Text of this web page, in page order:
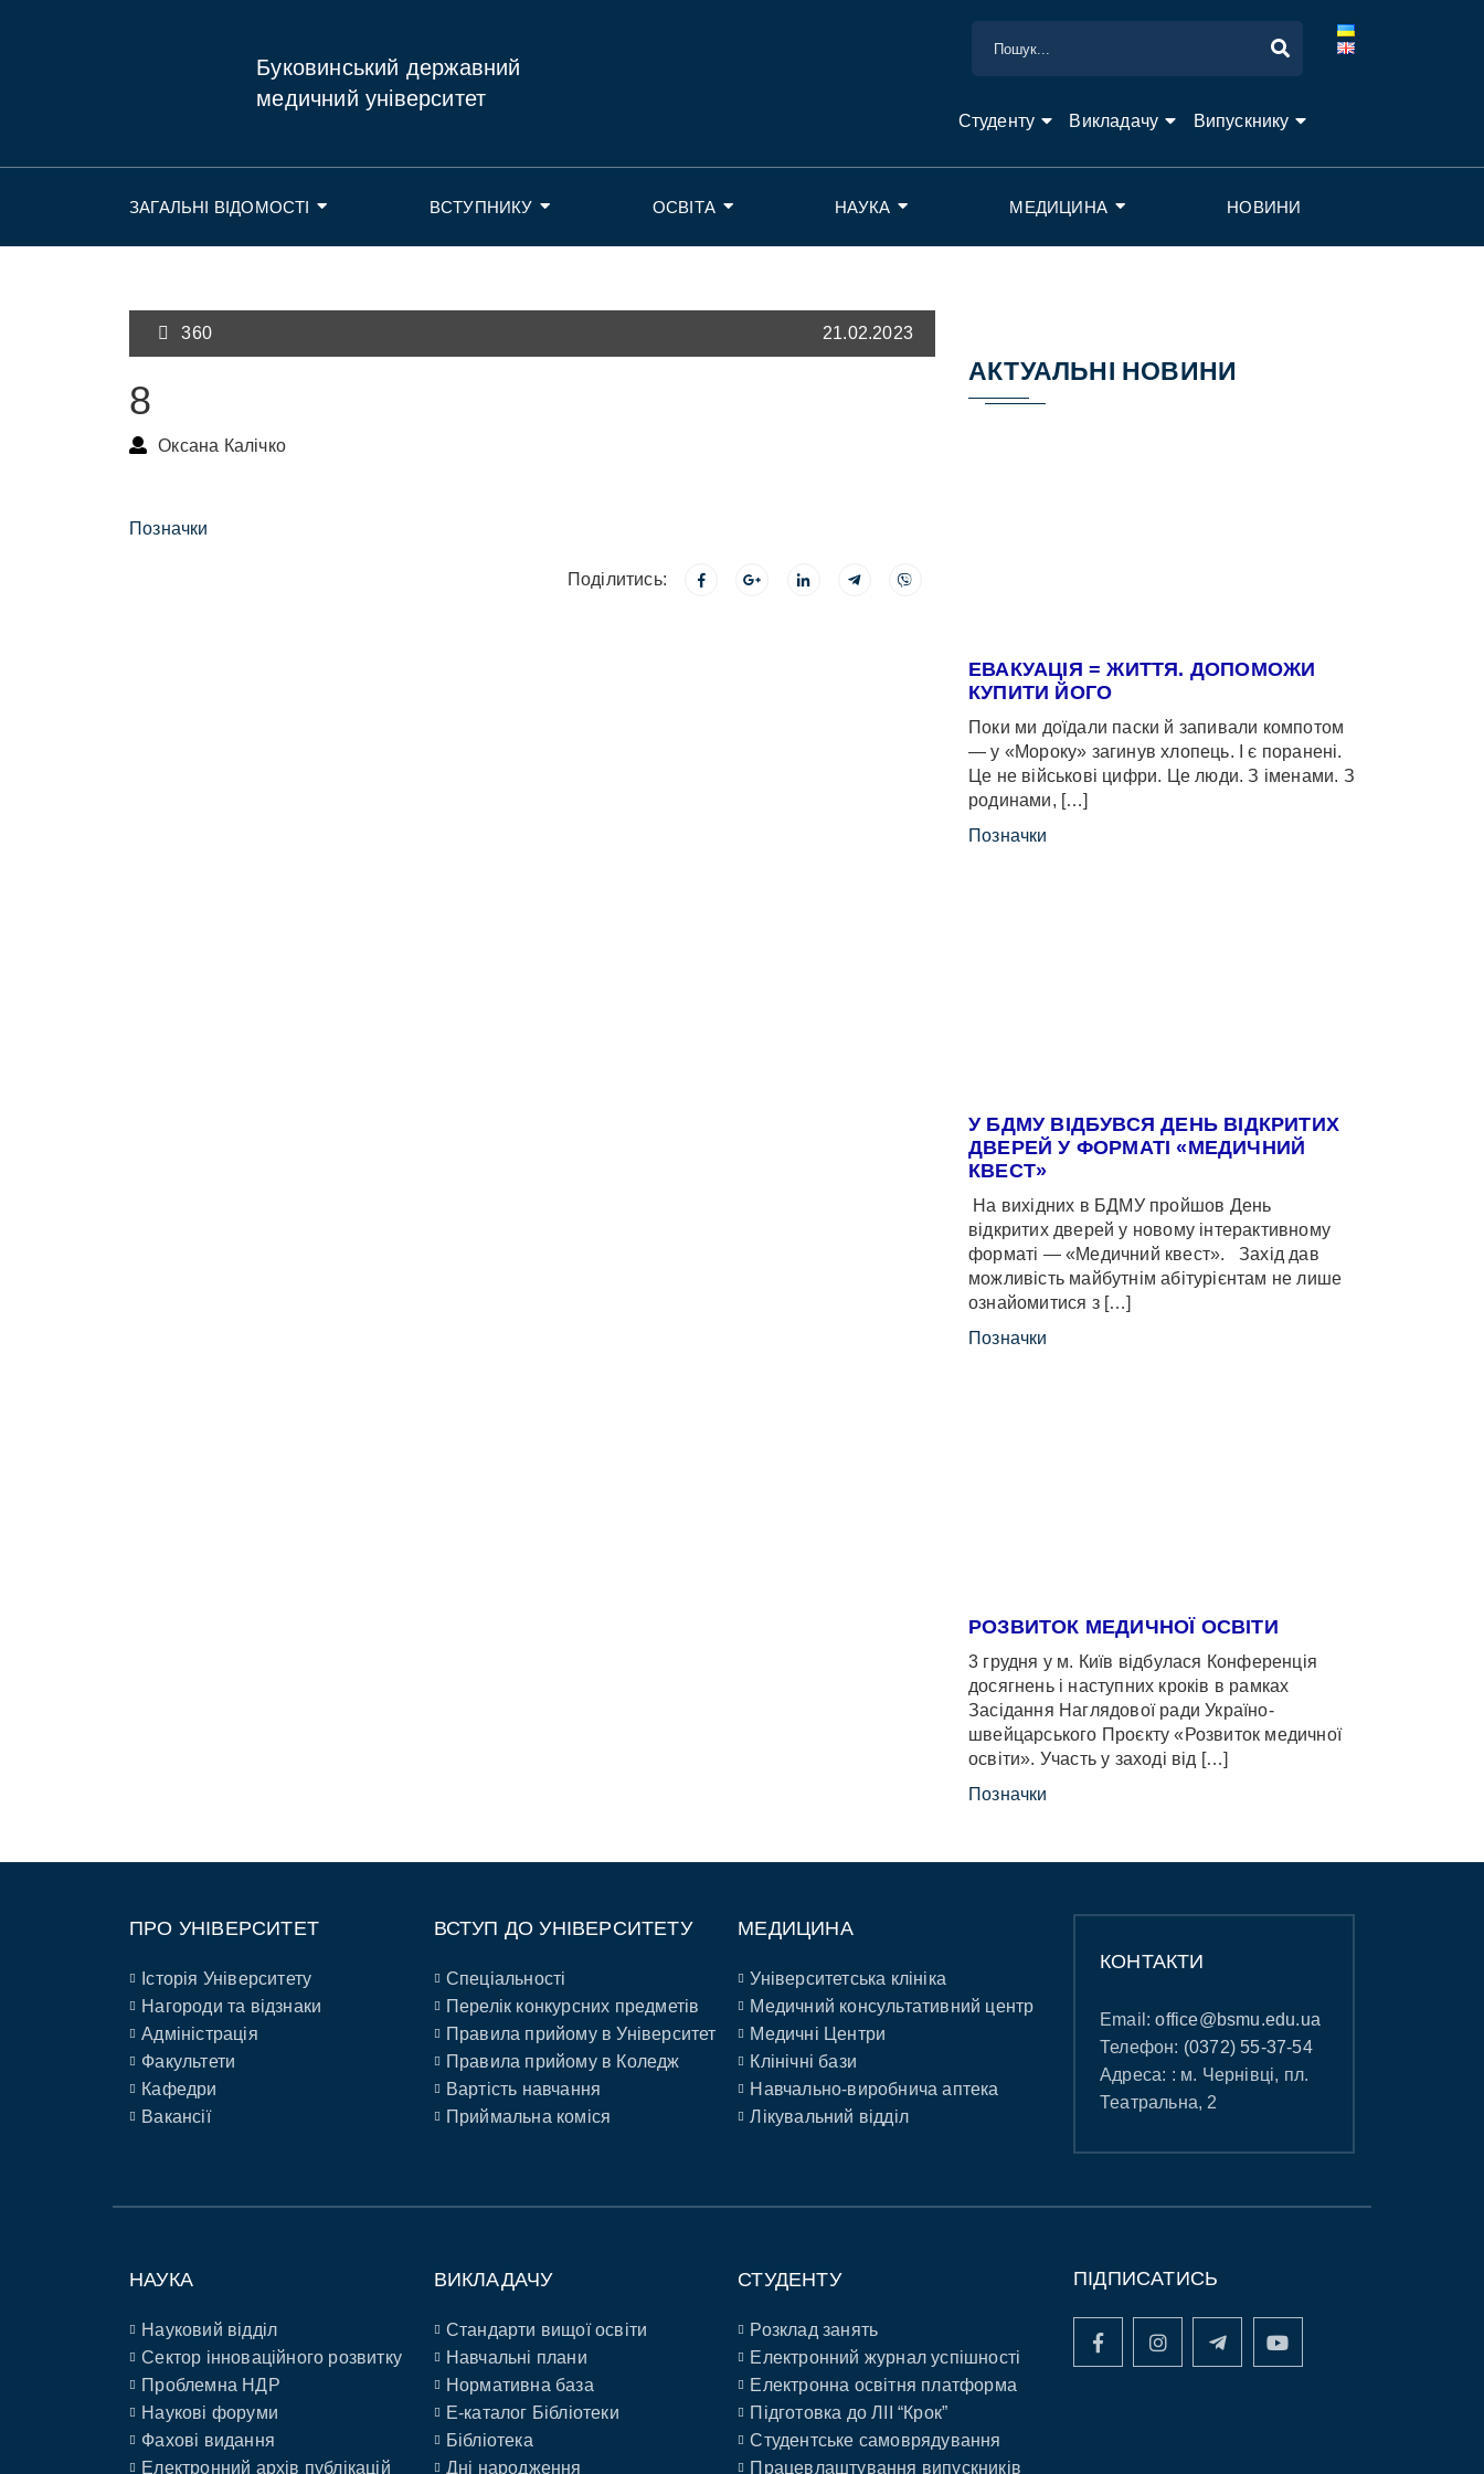
Буковинський державний
медичний університет
Студенту Викладачу Випускнику
ЗАГАЛЬНІ ВІДОМОСТІ ВСТУПНИКУ ОСВІТА НАУКА МЕДИЦИНА НОВИНИ
360 21.02.2023
8
Оксана Калічко
Позначки
Поділитись:
АКТУАЛЬНІ НОВИНИ
ЕВАКУАЦІЯ = ЖИТТЯ. ДОПОМОЖИ
КУПИТИ ЙОГО
Поки ми доїдали паски й запивали компотом
— у «Мороку» загинув хлопець. І є поранені.
Це не військові цифри. Це люди. З іменами. З
родинами, […]
Позначки
У БДМУ ВІДБУВСЯ ДЕНЬ ВІДКРИТИХ
ДВЕРЕЙ У ФОРМАТІ «МЕДИЧНИЙ
КВЕСТ»
На вихідних в БДМУ пройшов День
відкритих дверей у новому інтерактивному
форматі — «Медичний квест». Захід дав
можливість майбутнім абітурієнтам не лише
ознайомитися з […]
Позначки
РОЗВИТОК МЕДИЧНОЇ ОСВІТИ
3 грудня у м. Київ відбулася Конференція
досягнень і наступних кроків в рамках
Засідання Наглядової ради Україно-
швейцарського Проєкту «Розвиток медичної
освіти». Участь у заході від […]
Позначки
ПРО УНІВЕРСИТЕТ
Історія Університету
Нагороди та відзнаки
Адміністрація
Факультети
Кафедри
Вакансії
ВСТУП ДО УНІВЕРСИТЕТУ
Спеціальності
Перелік конкурсних предметів
Правила прийому в Університет
Правила прийому в Коледж
Вартість навчання
Приймальна коміся
МЕДИЦИНА
Університетська клініка
Медичний консультативний центр
Медичні Центри
Клінічні бази
Навчально-виробнича аптека
Лікувальний відділ
КОНТАКТИ
Email:office@bsmu.edu.ua
Телефон: (0372) 55-37-54
Адреса: : м. Чернівці, пл.
Театральна, 2
НАУКА
Науковий відділ
Сектор інноваційного розвитку
Проблемна НДР
Наукові форуми
Фахові видання
Електронний архів публікацій
ВИКЛАДАЧУ
Стандарти вищої освіти
Навчальні плани
Нормативна база
E-каталог Бібліотеки
Бібліотека
Дні народження
СТУДЕНТУ
Розклад занять
Електронний журнал успішності
Електронна освітня платформа
Підготовка до ЛІІ “Крок”
Студентське самоврядування
Працевлаштування випускників
ПІДПИСАТИСЬ